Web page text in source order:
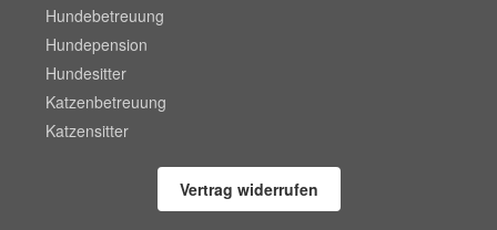
Hundebetreuung
Hundepension
Hundesitter
Katzenbetreuung
Katzensitter
Vertrag widerrufen